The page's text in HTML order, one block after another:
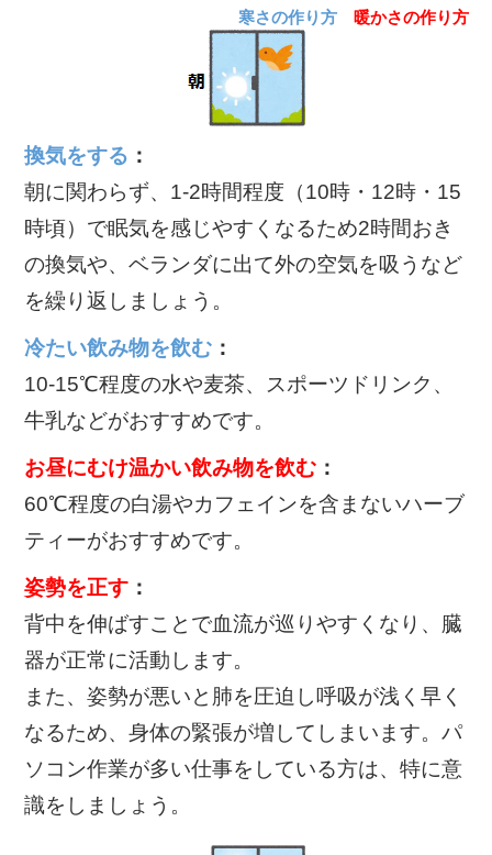
寒さの作り方 暖かさの作り方
換気をする ：
朝に関わらず、1-2時間程度（10時・12時・15
時頃）で眠気を感じやすくなるため2時間おき
の換気や、ベランダに出て外の空気を吸うなど
を繰り返しましょう。
冷たい飲み物を飲む：
10-15℃程度の水や麦茶、スポーツドリンク、
牛乳などがおすすめです。
お昼にむけ温かい飲み物を飲む：
60℃程度の白湯やカフェインを含まないハーブ
ティーがおすすめです。
姿勢を正す：
背中を伸ばすことで血流が巡りやすくなり、臓
器が正常に活動します。
また、姿勢が悪いと肺を圧迫し呼吸が浅く早く
なるため、身体の緊張が増してしまいます。パ
ソコン作業が多い仕事をしている方は、特に意
識をしましょう。